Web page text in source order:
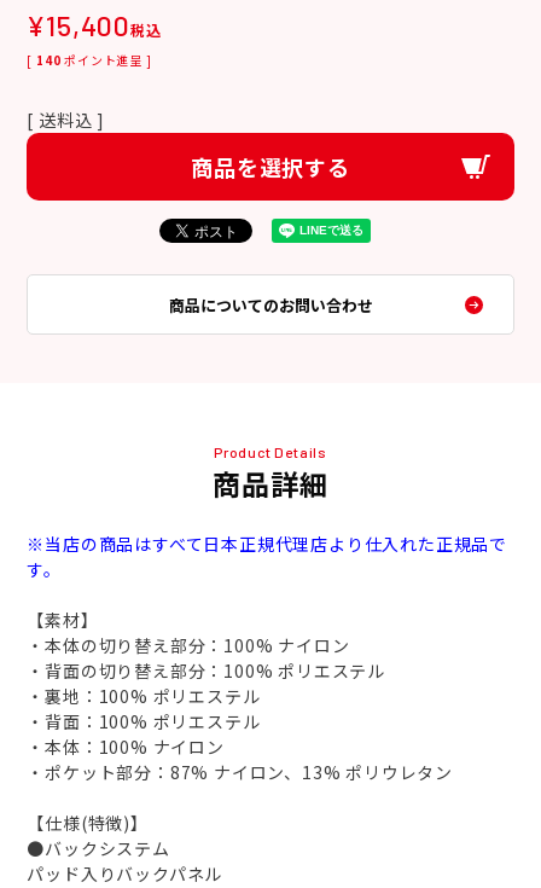
¥15,400税込
[ 140 ポイント進呈 ]
送料込
商品を選択する
商品についてのお問い合わせ
Product Details
商品詳細
※当店の商品はすべて日本正規代理店より仕入れた正規品で
す。
【素材】
・本体の切り替え部分：100% ナイロン
・背面の切り替え部分：100% ポリエステル
・裏地：100% ポリエステル
・背面：100% ポリエステル
・本体：100% ナイロン
・ポケット部分：87% ナイロン、13% ポリウレタン
【仕様(特徴)】
●バックシステム
パッド入りバックパネル